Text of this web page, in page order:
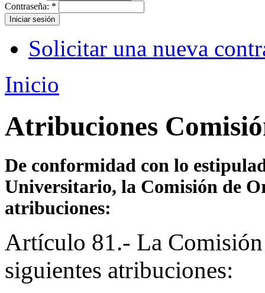
Contraseña: *
Solicitar una nueva
Inicio
Atribuciones
De conformidad con lo
Universitario, la Comisión de
atribuciones:
Artículo 81.- La
siguientes atribuciones: